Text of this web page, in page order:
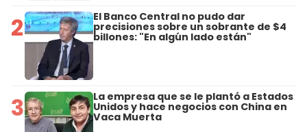
2 El Banco Central no pudo dar
precisiones sobre un sobrante de $4
billones: "En algún lado están"
3 La empresa que se le plantó a Estados
Unidos y hace negocios con China en
Vaca Muerta